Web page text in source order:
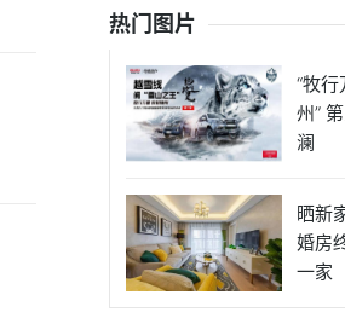
热门图片
“牧
州”
澜
晒新
婚房
一家